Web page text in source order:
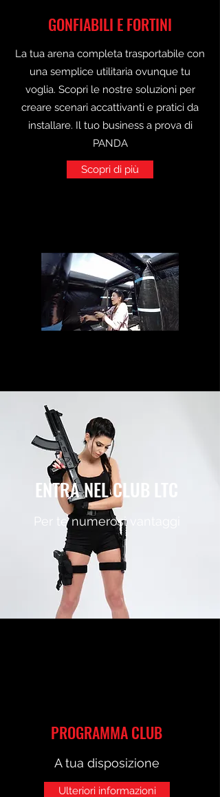
GONFIABILI E FORTINI
La tua arena completa trasportabile con
una semplice utilitaria ovunque tu
voglia. Scopri le nostre soluzioni per
creare scenari accattivanti e pratici da
installare. Il tuo business a prova di
PANDA
Scopri di più
ENTRA NEL CLUB LTC
Per te numerosi vantaggi
PROGRAMMA CLUB
A tua disposizione
Ulteriori informazioni